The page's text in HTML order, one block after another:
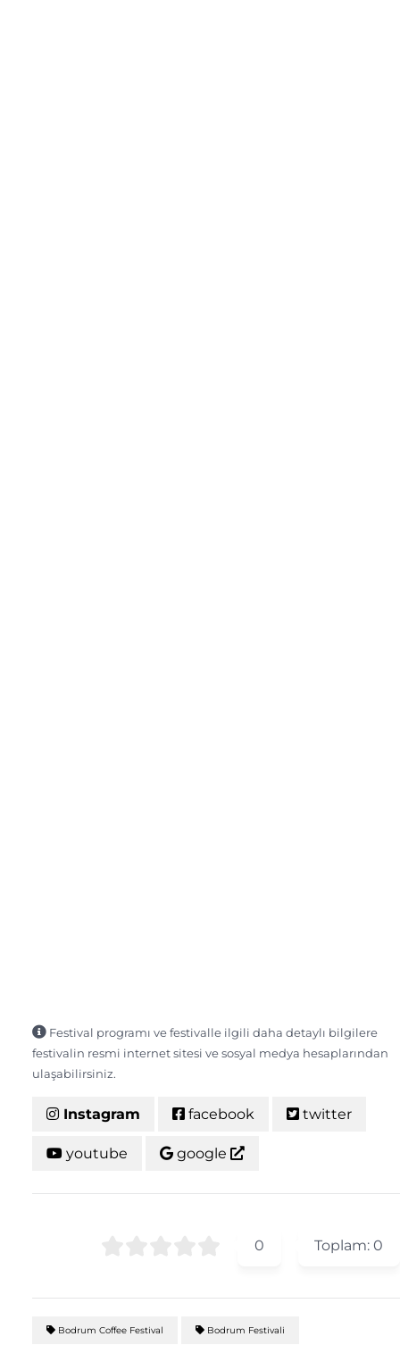
Festival programı ve festivalle ilgili daha detaylı bilgilere
festivalin resmi internet sitesi ve sosyal medya hesaplarından
ulaşabilirsiniz.
Instagram facebook twitter
youtube google
0 Toplam: 0
Bodrum Coffee Festival Bodrum Festivali